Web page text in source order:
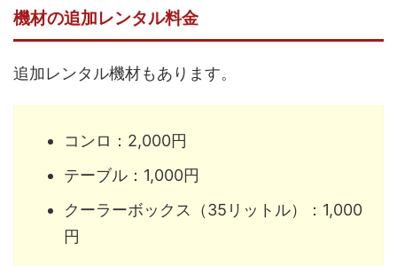
機材の追加レンタル料金
追加レンタル機材もあります。
コンロ：2,000円
テーブル：1,000円
クーラーボックス（35リットル）：1,000
円